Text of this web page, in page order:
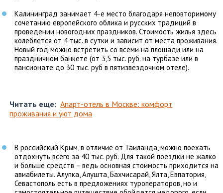
Калининград занимает 4-е место благодаря неповторимому
сочетанию европейского облика и русских традиций в
проведении новогодних праздников. Стоимость жилья здесь
колеблется от 4 тыс. в сутки и зависит от места проживания.
Новый год можно встретить со всеми на площади или на
праздничном банкете (от 3,5 тыс. руб. на турбазе или в
пансионате до 30 тыс. руб в пятизвездочном отеле).
Читать еще: Апарт-отель в Москве: комфорт
проживания и уют дома
В российский Крым, в отличие от Таиланда, можно поехать
отдохнуть всего за 40 тыс. руб. Для такой поездки не жалко
и больше средств – ведь основная стоимость приходится на
авиабилеты. Алупка, Алушта, Бахчисарай, Ялта, Евпатория,
Севастополь есть в предложениях туроператоров, но и